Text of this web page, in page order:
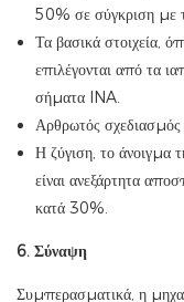
50% σε σύγκριση με
Τα βασικά στοιχεία,
επιλέγονται από τα
σήματα INA.
Αρθρωτός σχεδιασμός
Η ζύγιση, το άνοιγμα
είναι ανεξάρτητα
κατά 30%.
6. Σύναψη
Συμπερασματικά, η